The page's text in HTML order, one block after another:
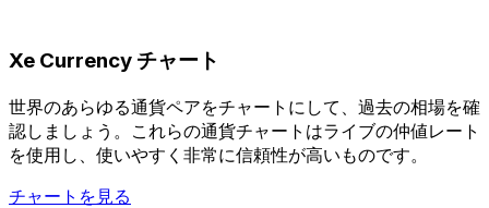
Xe Currency チャート
世界のあらゆる通貨ペアをチャートにして、過去の相場を確
認しましょう。これらの通貨チャートはライブの仲値レート
を使用し、使いやすく非常に信頼性が高いものです。
チャートを見る